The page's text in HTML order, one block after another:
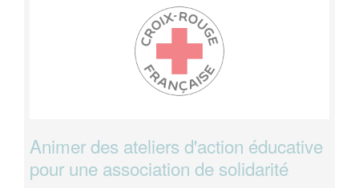
Animer des ateliers d'action éducative
pour une association de solidarité